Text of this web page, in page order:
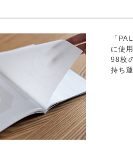
「
に使
98枚
持ち